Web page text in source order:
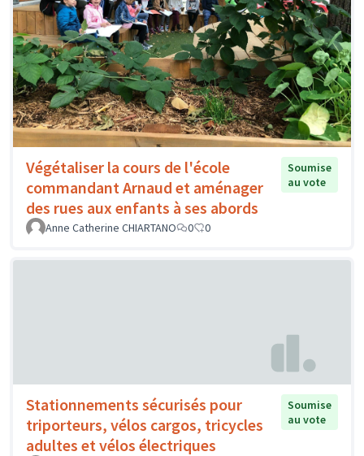
Végétaliser la cours de l'école
commandant Arnaud et aménager
des rues aux enfants à ses abords
Soumise
au vote
Anne Catherine CHIARTANO 0 0
Stationnements sécurisés pour
triporteurs, vélos cargos, tricycles
adultes et vélos électriques
Soumise
au vote